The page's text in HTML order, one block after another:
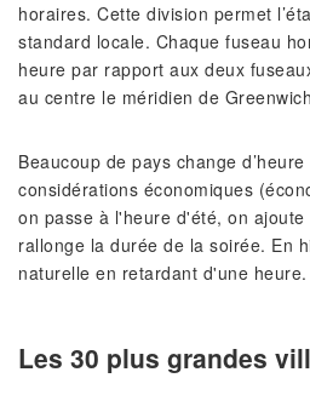
horaires. Cette division permet
standard locale. Chaque fuseau
heure par rapport aux deux
au centre le méridien de
Beaucoup de pays change
considérations économiques
on passe à l'heure d'été, on
rallonge la durée de la soirée. En
naturelle en retardant d'une heure.
Les 30 plus grandes